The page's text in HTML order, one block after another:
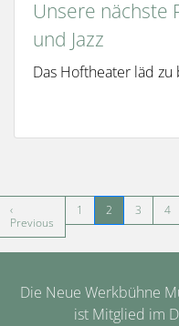
Unsere nächste
und Jazz
Das Hoftheater läd
Seitennummerierung
Seite
‹
Previous Vorherige Seite
1 2 3 4
Die Neue Werkbühne
ist Mitglied im